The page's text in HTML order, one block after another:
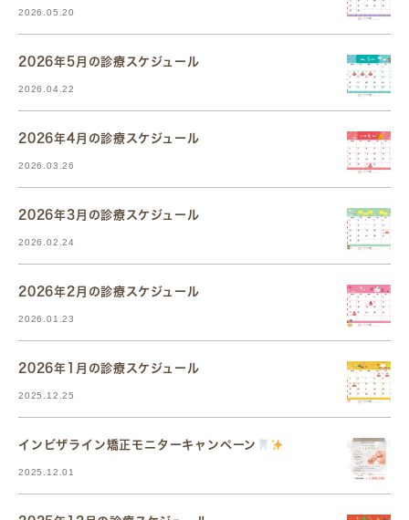
2026.05.20
2026年5月の診療スケジュール
2026.04.22
2026年4月の診療スケジュール
2026.03.26
2026年3月の診療スケジュール
2026.02.24
2026年2月の診療スケジュール
2026.01.23
2026年1月の診療スケジュール
2025.12.25
インビザライン矯正モニターキャンペーン
2025.12.01